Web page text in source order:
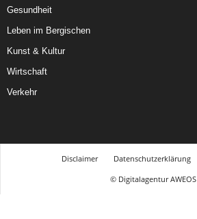
Gesundheit
Leben im Bergischen
Kunst & Kultur
Wirtschaft
Verkehr
Disclaimer Datenschutzerklärung
© Digitalagentur AWEOS